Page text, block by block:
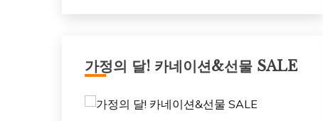
가정의 달! 카네이션&선물 SALE